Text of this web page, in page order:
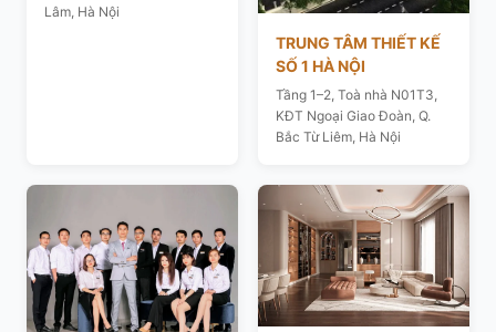
Lâm, Hà Nội
TRUNG TÂM THIẾT KẾ
SỐ 1 HÀ NỘI
Tầng 1–2, Toà nhà N01T3,
KĐT Ngoại Giao Đoàn, Q.
Bắc Từ Liêm, Hà Nội